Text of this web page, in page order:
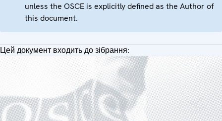
unless the OSCE is explicitly defined as the Author of
this document.
Цей документ входить до зібрання: